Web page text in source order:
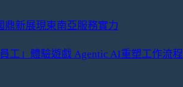
鼎新展現東南亞服務實力
工」體驗遊戲 Agentic AI重塑工作流程